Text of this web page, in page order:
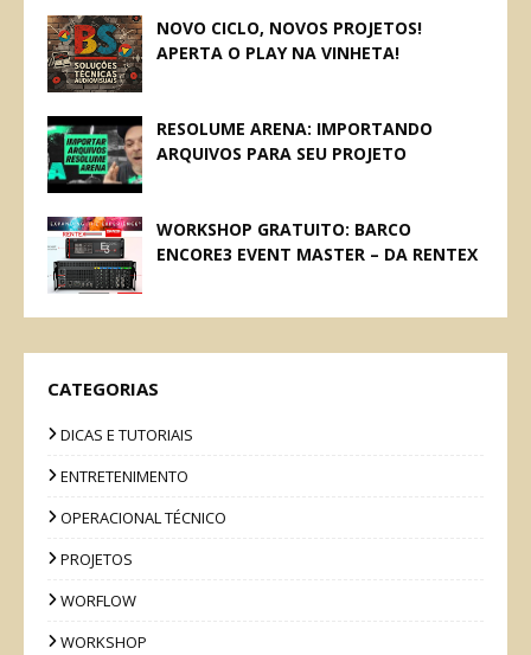
NOVO CICLO, NOVOS PROJETOS!
APERTA O PLAY NA VINHETA!
RESOLUME ARENA: IMPORTANDO
ARQUIVOS PARA SEU PROJETO
WORKSHOP GRATUITO: BARCO
ENCORE3 EVENT MASTER – DA RENTEX
CATEGORIAS
DICAS E TUTORIAIS
ENTRETENIMENTO
OPERACIONAL TÉCNICO
PROJETOS
WORFLOW
WORKSHOP